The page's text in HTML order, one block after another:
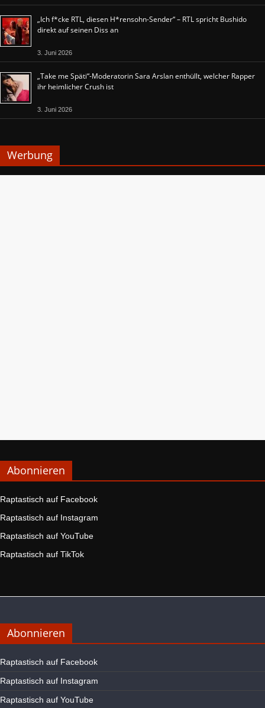
„Ich f*cke RTL, diesen H*rensohn-Sender“ – RTL spricht Bushido
direkt auf seinen Diss an
3. Juni 2026
„Take me Späti“-Moderatorin Sara Arslan enthüllt, welcher Rapper
ihr heimlicher Crush ist
3. Juni 2026
Werbung
Abonnieren
Raptastisch auf Facebook
Raptastisch auf Instagram
Raptastisch auf YouTube
Raptastisch auf TikTok
Abonnieren
Raptastisch auf Facebook
Raptastisch auf Instagram
Raptastisch auf YouTube